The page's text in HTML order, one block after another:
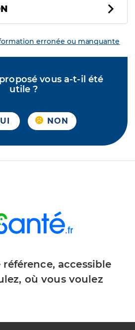
erronée ou manquante
vous a-t-il été
utile ?
NON
accessible
où vous voulez